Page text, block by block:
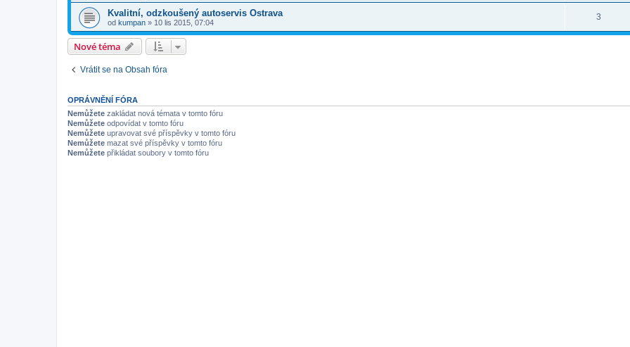
Kvalitní, odzkoušený autoservis Ostrava
od kumpan » 10 lis 2015, 07:04
3
Nové téma
Vrátit se na Obsah fóra
OPRÁVNĚNÍ FÓRA
Nemůžete zakládat nová témata v tomto fóru
Nemůžete odpovídat v tomto fóru
Nemůžete upravovat své příspěvky v tomto fóru
Nemůžete mazat své příspěvky v tomto fóru
Nemůžete přikládat soubory v tomto fóru